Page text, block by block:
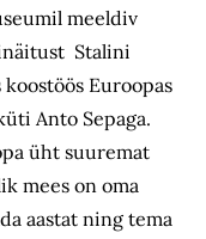
meeldiv
Stalini
Euroopas
Anto Sepaga.
üht suuremat
mees on oma
aastat ning tema